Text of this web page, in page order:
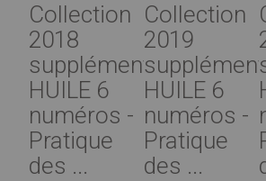
Collection
2018
suppléments
HUILE 6
numéros -
Pratique
des ...
Collection
2019
HUILE 6
numéros -
Pratique
des ...